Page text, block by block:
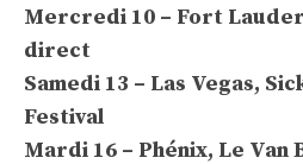
Mercredi 10 – Fort
direct
Samedi 13 – Las Vegas,
Festival
Mardi 16 – Phénix, Le Van